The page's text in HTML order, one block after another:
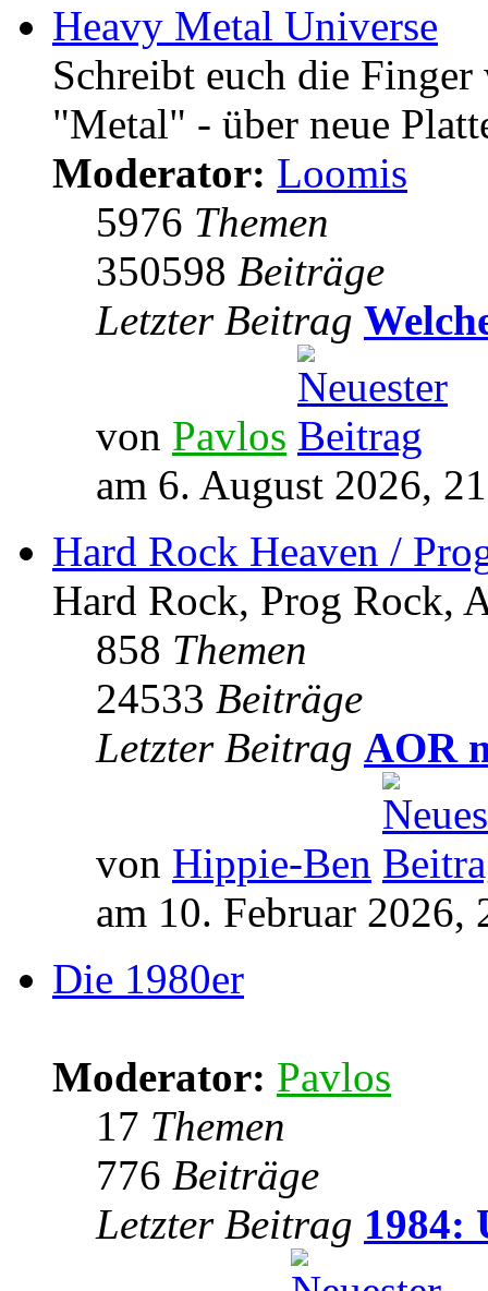
Heavy Metal Universe
Schreibt euch die
"Metal" - über neue
Moderator: Loomis
5976 Themen
350598 Beiträge
Letzter Beitrag
von Pavlos
am 6. August 2026,
Hard Rock Heaven /
Hard Rock, Prog Rock,
858 Themen
24533 Beiträge
Letzter Beitrag AOR
von Hippie-Ben
am 10. Februar 2026,
Die 1980er
Moderator: Pavlos
17 Themen
776 Beiträge
Letzter Beitrag 1984: